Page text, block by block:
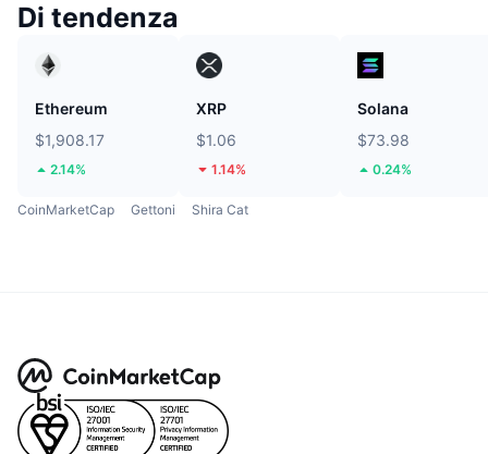
Di tendenza
Ethereum
$1,908.17
2.14%
XRP
$1.06
1.14%
Solana
$73.98
0.24%
CoinMarketCap Gettoni Shira Cat